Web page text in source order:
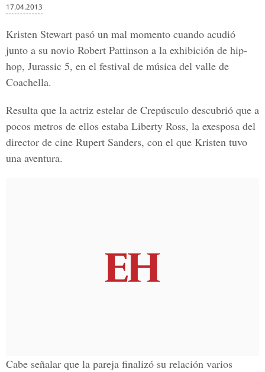
17.04.2013
Kristen Stewart pasó un mal momento cuando acudió
junto a su novio Robert Pattinson a la exhibición de hip-
hop, Jurassic 5, en el festival de música del valle de
Coachella.
Resulta que la actriz estelar de Crepúsculo descubrió que a
pocos metros de ellos estaba Liberty Ross, la exesposa del
director de cine Rupert Sanders, con el que Kristen tuvo
una aventura.
Cabe señalar que la pareja finalizó su relación varios